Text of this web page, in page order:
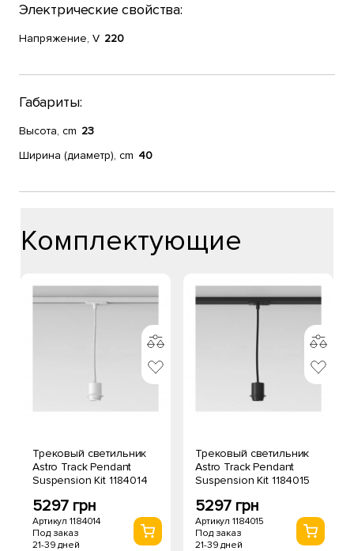
Электрические свойства:
Напряжение, V 220
Габариты:
Высота, cm 23
Ширина (диаметр), cm 40
Комплектующие
Трековый светильник
Astro Track Pendant
Suspension Kit 1184014
5297 грн
Артикул 1184014
Под заказ
21-39 дней
Трековый светильник
Astro Track Pendant
Suspension Kit 1184015
5297 грн
Артикул 1184015
Под заказ
21-39 дней